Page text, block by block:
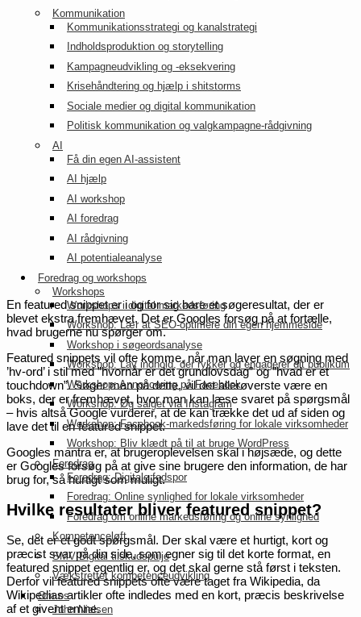
Kommunikation
Kommunikationsstrategi og kanalstrategi
Indholdsproduktion og storytelling
Kampagneudvikling og -eksekvering
Krisehåndtering og hjælp i shitstorms
Sociale medier og digital kommunikation
Politisk kommunikation og valgkampagne-rådgivning
AI
Få din egen AI-assistent
AI hjælp
AI workshop
AI foredrag
AI rådgivning
AI potentialeanalyse
Foredrag og workshops
Workshops
Workshops i digital markedsføring
Workshop: Lær at SEO-optimere din egen hjemmeside
Workshop i søgeordsanalyse
Workshop: Lav indhold, der rykker og engagerer dit publikum
Workshop: Annoncering på Facebook
Workshop: Øg salget via Instagram
Workshop: Facebook-markedsføring for lokale virksomheder
Workshop: Bliv klædt på til at bruge WordPress
Foredrag
Foredrag: Digitale fodspor
Foredrag: Online synlighed for lokale virksomheder
Foredrag om online markedsføring og online synlighed
Kompetenceløft
SMV:Digital tilskudspulje
Vækstrettet kompetenceudvikling
Om os
John Nielsen
En featured snippet er i og for sig bare et søgeresultat, der er
blevet ekstra fremhævet. Det er Googles forsøg på at fortælle,
hvad brugerne nu spørger om.
Featured snippets vil ofte komme, når man laver en søgning med
’hv-ord’ i stil med ”hvornår er det grundlovsdag” og ”hvad er et
touchdown”. Søger man på dette, vil det allerøverste være en
boks, der er fremhævet, hvor man kan læse svaret på spørgsmål
– hvis altså Google vurderer, at de kan trække det ud af siden og
lave det til en featured snippet.
Googles mantra er, at brugeroplevelsen skal i højsæde, og dette
er Googles forsøg på at give sine brugere den information, de har
brug for, så hurtigt som muligt.
Hvilke resultater bliver featured snippet?
Se, det er et godt spørgsmål. Der skal være et hurtigt, kort og
præcist svar på din side, som egner sig til det korte format, en
featured snippet egentlig er, og det skal gerne stå først i teksten.
Derfor vil featured snippets ofte være taget fra Wikipedia, da
Wikipedias artikler ofte indledes med en kort, præcis beskrivelse
af et givent emne.